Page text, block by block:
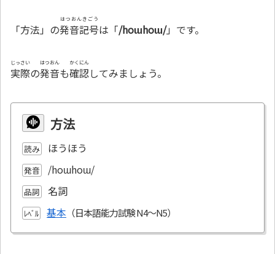
「方法」の発音記号
はつおんきごう
は「/hoɯhoɯ/」です。
実際
じっさい
の発音
はつおん
も確認
かくにん
してみましょう。
方法
読み ほうほう
発音 /hoɯhoɯ/
品詞 名詞
ﾚﾍﾞﾙ 基本